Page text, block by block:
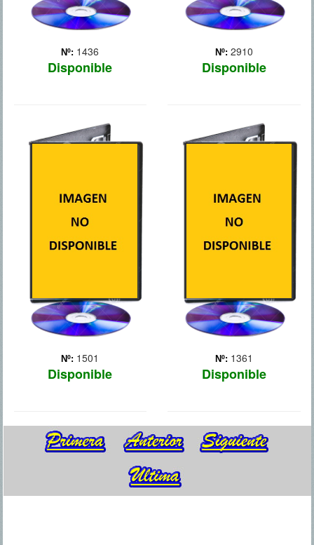
Nº: 1436
Disponible
Nº: 2910
Disponible
Nº: 1501
Disponible
viven bajo tierra después
de que una nueva edad de
planeta mientras se
defienden de una invasión
Nº: 1361
Disponible
En el siglo XXIII, el mayor
Mitch Hunter (Jane) lidera
ejército de necromutantes
que habitan en el mundo
subterráneo.